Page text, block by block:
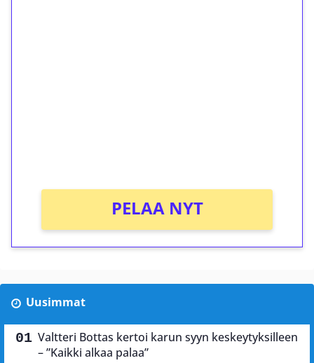
PELAA NYT
Uusimmat
Valtteri Bottas kertoi karun syyn keskeytyksilleen
– ”Kaikki alkaa palaa”